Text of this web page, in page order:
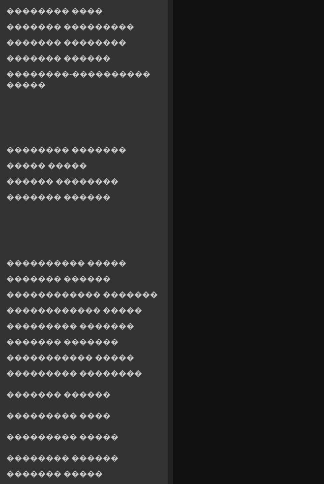
�������� ����
������� ���������
������� ��������
������� ������
��������-����������
�����
�������� �������
����� �����
������ ��������
������� ������
���������� �����
������� ������
������������ �������
������������ �����
��������� �������
������� �������
����������� �����
��������� ��������
������� ������
��������� ����
��������� �����
�������� ������
������� �����